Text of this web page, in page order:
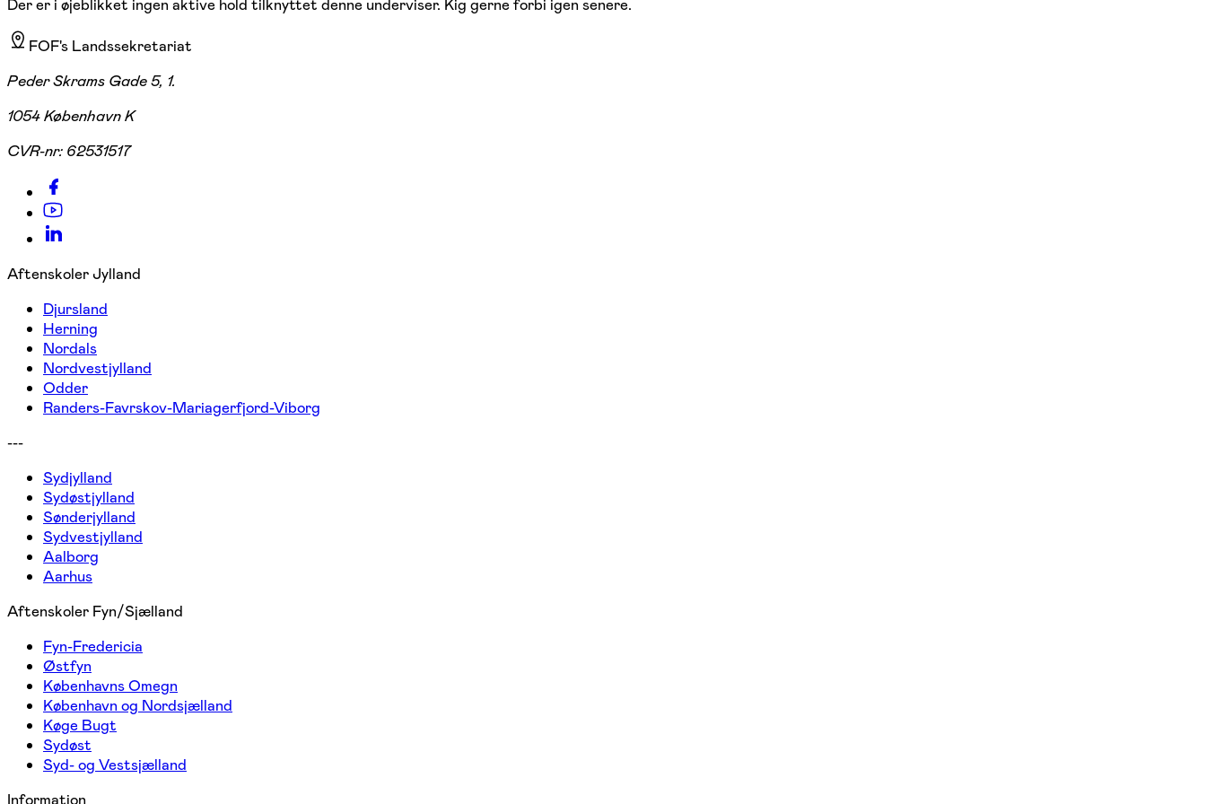
Der er i øjeblikket ingen aktive hold tilknyttet denne underviser. Kig gerne forbi igen senere.
FOF's Landssekretariat
Peder Skrams Gade 5, 1.
1054 København K
CVR-nr: 62531517
Aftenskoler Jylland
Djursland
Herning
Nordals
Nordvestjylland
Odder
Randers-Favrskov-Mariagerfjord-Viborg
---
Sydjylland
Sydøstjylland
Sønderjylland
Sydvestjylland
Aalborg
Aarhus
Aftenskoler Fyn/Sjælland
Fyn-Fredericia
Østfyn
Københavns Omegn
København og Nordsjælland
Køge Bugt
Sydøst
Syd- og Vestsjælland
Information